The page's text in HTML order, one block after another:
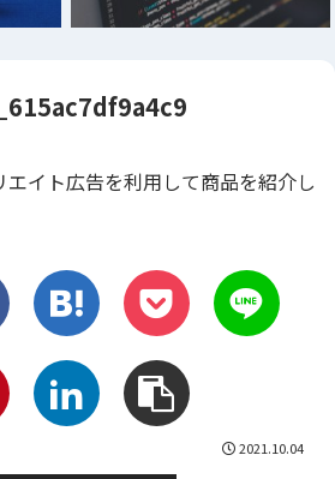
イト広告を利用して商品を紹介し
2021.10.04